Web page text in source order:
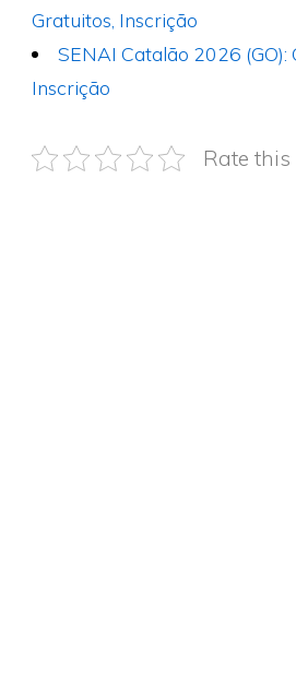
Gratuitos, Inscrição
SENAI Catalão 2026 (GO):
Inscrição
Rate